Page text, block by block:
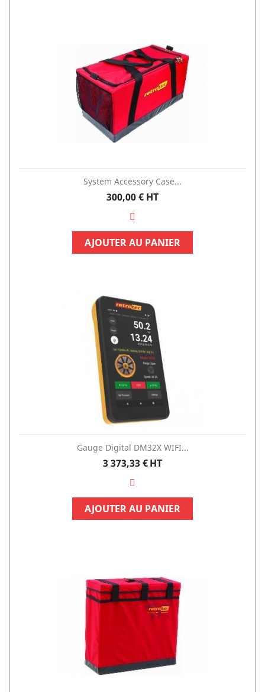
System Accessory Case...
Prix
300,00 € HT
AJOUTER AU PANIER
Gauge Digital DM32X WIFI...
Prix
3 373,33 €HT
AJOUTER AU PANIER